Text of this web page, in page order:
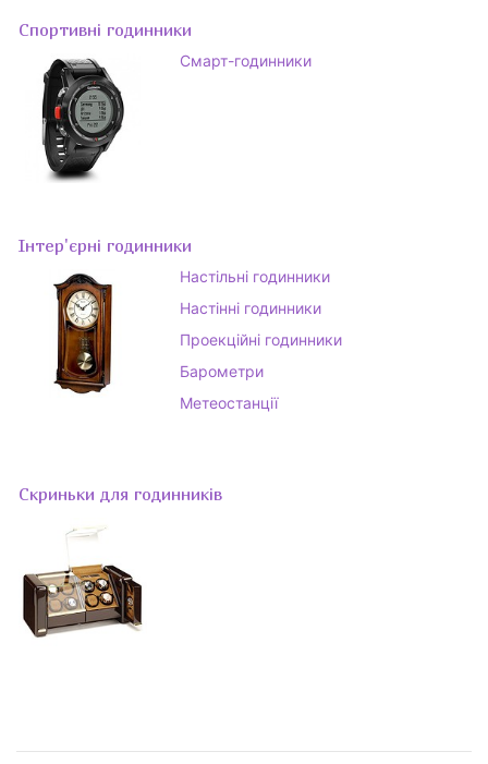
Спортивні годинники
Смарт-годинники
Інтер'єрні годинники
Настільні годинники
Настінні годинники
Проекційні годинники
Барометри
Метеостанції
Скриньки для годинників